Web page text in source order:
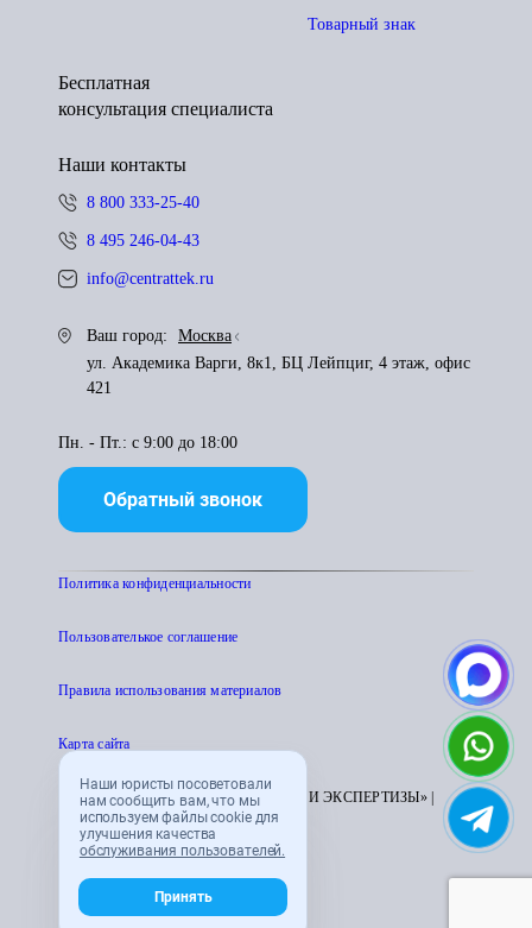
Наши юристы посоветовали
нам сообщить вам, что мы
используем файлы cookie для
улучшения качества
обслуживания пользователей.
Принять
Товарный знак
Бесплатная
консультация специалиста
Наши контакты
8 800 333-25-40
8 495 246-04-43
info@centrattek.ru
Ваш город:
Москва
ул. Академика Варги, 8к1, БЦ Лейпциг, 4 этаж, офис
421
Пн. - Пт.: с 9:00 до 18:00
Обратный звонок
Политика конфиденциальности
Пользователькое соглашение
Правила использования материалов
Карта сайта
© 1995 - 2026 «ЦЕНТР АТТЕСТАЦИИ И ЭКСПЕРТИЗЫ» |
CENTRATTEK.RU